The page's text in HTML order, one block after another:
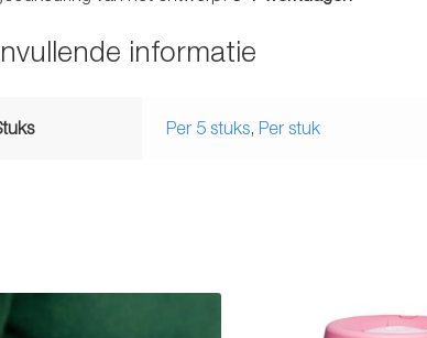
informatie
Per 5 stuks, Per stuk